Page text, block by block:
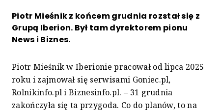
Piotr Mieśnik z końcem grudnia rozstał się z
Grupą Iberion. Był tam dyrektorem pionu
News i Biznes.
Piotr Mieśnik w Iberionie pracował od lipca 2025
roku i zajmował się serwisami Goniec.pl,
Rolnikinfo.pl i Biznesinfo.pl. – 31 grudnia
zakończyła się ta przygoda. Co do planów, to na